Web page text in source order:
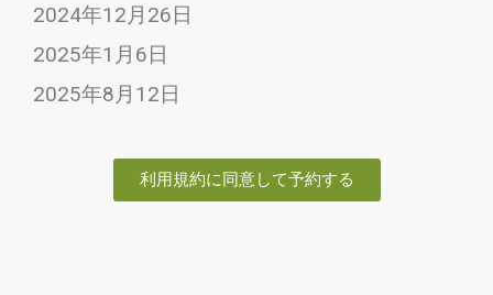
2024年12月26日
2025年1月6日
2025年8月12日
利用規約に同意して予約する